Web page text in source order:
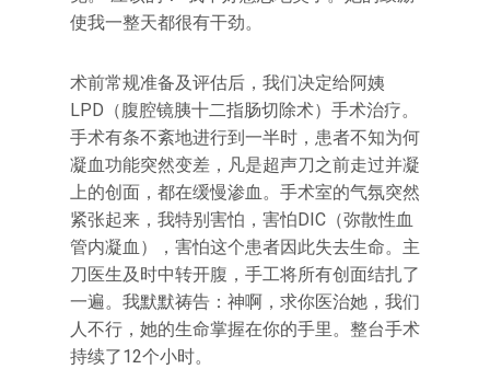
使我一整天都很有干劲。
术前常规准备及评估后，我们决定给阿姨
LPD（腹腔镜胰十二指肠切除术）手术治疗。
手术有条不紊地进行到一半时，患者不知为何
凝血功能突然变差，凡是超声刀之前走过并凝
上的创面，都在缓慢渗血。手术室的气氛突然
紧张起来，我特别害怕，害怕DIC（弥散性血
管内凝血），害怕这个患者因此失去生命。主
刀医生及时中转开腹，手工将所有创面结扎了
一遍。我默默祷告：神啊，求你医治她，我们
人不行，她的生命掌握在你的手里。整台手术
持续了12个小时。